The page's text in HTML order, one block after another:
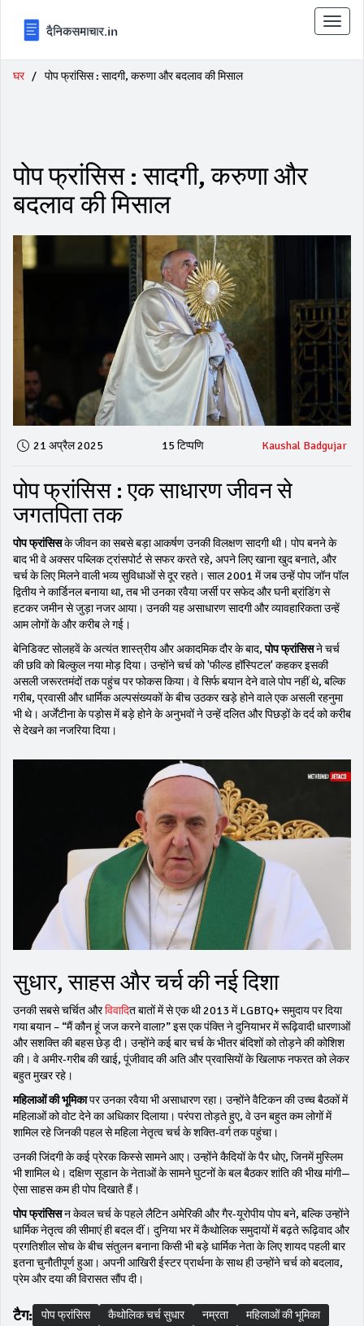
टॉगल
से
घर पोप फ्रांसिस : सादगी, करुणा और बदलाव की मिसाल
पोप फ्रांसिस : सादगी, करुणा और
बदलाव की मिसाल
21 अप्रैल 2025 15 टिप्पणि Kaushal Badgujar
पोप फ्रांसिस : एक साधारण जीवन से
जगतपिता तक
पोप फ्रांसिसके जीवन का सबसे बड़ा आकर्षण उनकी विलक्षण सादगी थी। पोप बनने के
बाद भी वे अक्सर पब्लिक ट्रांसपोर्ट से सफर करते रहे, अपने लिए खाना खुद बनाते, और
चर्च के लिए मिलने वाली भव्य सुविधाओं से दूर रहते। साल 2001 में जब उन्हें पोप जॉन पॉल
द्वितीय ने कार्डिनल बनाया था, तब भी उनका रवैया जर्सी पर सफेद और घनी ब्रांडिंग से
हटकर जमीन से जुड़ा नजर आया। उनकी यह असाधारण सादगी और व्यावहारिकता उन्हें
आम लोगों के और करीब ले गई।
बेनिडिक्ट सोलहवें के अत्यंत शास्त्रीय और अकादमिक दौर के बाद,पोप फ्रांसिसने चर्च
की छवि को बिल्कुल नया मोड़ दिया। उन्होंने चर्च को 'फील्ड हॉस्पिटल' कहकर इसकी
असली जरूरतमंदों तक पहुंच पर फोकस किया। वे सिर्फ बयान देने वाले पोप नहीं थे, बल्कि
गरीब, प्रवासी और धार्मिक अल्पसंख्यकों के बीच उठकर खड़े होने वाले एक असली रहनुमा
भी थे। अर्जेंटीना के पड़ोस में बड़े होने के अनुभवों ने उन्हें दलित और पिछड़ों के दर्द को करीब
से देखने का नजरिया दिया।
सुधार, साहस और चर्च की नई दिशा
उनकी सबसे चर्चित औरविवादित बातों में से एक थी 2013 में LGBTQ+ समुदाय पर दिया
गया बयान – “मैं कौन हूं जज करने वाला?” इस एक पंक्ति ने दुनियाभर में रूढ़िवादी धारणाओं
और सशक्ति की बहस छेड़ दी। उन्होंने कई बार चर्च के भीतर बंदिशों को तोड़ने की कोशिश
की। वे अमीर-गरीब की खाई, पूंजीवाद की अति और प्रवासियों के खिलाफ नफरत को लेकर
बहुत मुखर रहे।
महिलाओं की भूमिकापर उनका रवैया भी असाधारण रहा। उन्होंने वैटिकन की उच्च बैठकों में
महिलाओं को वोट देने का अधिकार दिलाया। परंपरा तोड़ते हुए, वे उन बहुत कम लोगों में
शामिल रहे जिनकी पहल से महिला नेतृत्व चर्च के शक्ति-वर्ग तक पहुंचा।
उनकी जिंदगी के कई प्रेरक किस्से सामने आए। उन्होंने कैदियों के पैर धोए, जिनमें मुस्लिम
भी शामिल थे। दक्षिण सूडान के नेताओं के सामने घुटनों के बल बैठकर शांति की भीख मांगी—
ऐसा साहस कम ही पोप दिखाते हैं।
पोप फ्रांसिसन केवल चर्च के पहले लैटिन अमेरिकी और गैर-यूरोपीय पोप बने, बल्कि उन्होंने
धार्मिक नेतृत्व की सीमाएं ही बदल दीं। दुनिया भर में कैथोलिक समुदायों में बढ़ते रूढ़िवाद और
प्रगतिशील सोच के बीच संतुलन बनाना किसी भी बड़े धार्मिक नेता के लिए शायद पहली बार
इतना चुनौतीपूर्ण हुआ। अपनी आखिरी ईस्टर प्रार्थना के साथ ही उन्होंने चर्च को बदलाव,
प्रेम और दया की विरासत सौंप दी।
टैग: पोप फ्रांसिस कैथोलिक चर्च सुधार नम्रता महिलाओं की भूमिका